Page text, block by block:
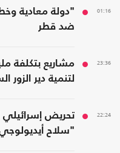
01:16
"دولة معادية
ضد قطر
23:36
مشاريع بتكلفة
لتنمية دير الزور
22:24
تحريض إسرائيلي
"سلاح